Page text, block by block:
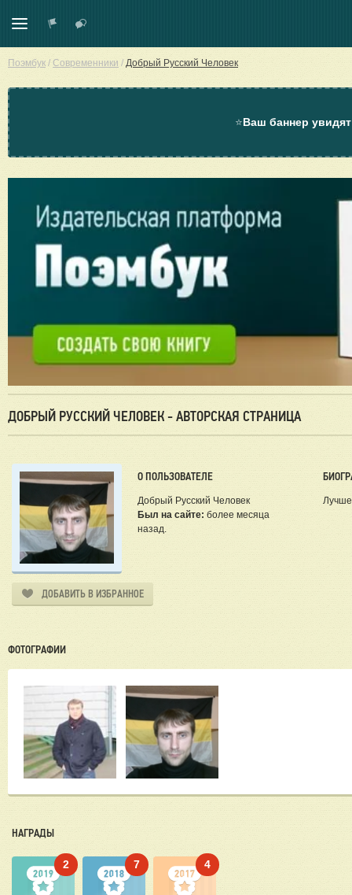
Поэмбук / Современники / Добрый Русский Человек
⭐Ваш баннер
ДОБРЫЙ РУССКИЙ ЧЕЛОВЕК - АВТОРСКАЯ СТРАНИЦА
О ПОЛЬЗОВАТЕЛЕ
Добрый Русский Человек
Был на сайте: более месяца
назад.
ДОБАВИТЬ В ИЗБРАННОЕ
Лучше
ФОТОГРАФИИ
НАГРАДЫ
2 7 4